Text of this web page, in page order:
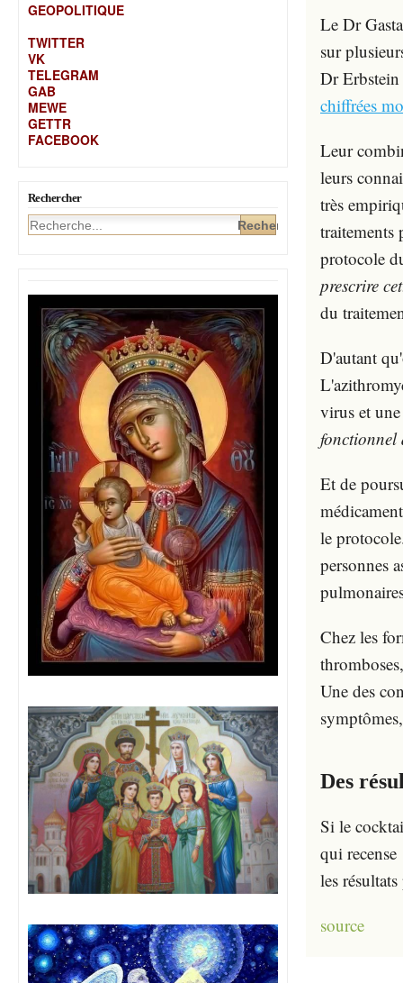
GEOPOLITIQUE
TWITTER
VK
TELEGRAM
GAB
MEWE
GETTR
FACEBOOK
Rechercher
Le Dr
sur
Dr
chiffrées
Leur
leurs
très
traitements
protocole
prescrire
du
D'autant
virus et
fonctionnel
Et de
le
personnes
Chez les
Une des
Des
Si le
qui
les
source